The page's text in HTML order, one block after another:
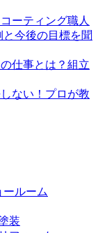
ーティング職人
今後の目標を聞
仕事とは？組立
ない！プロが教